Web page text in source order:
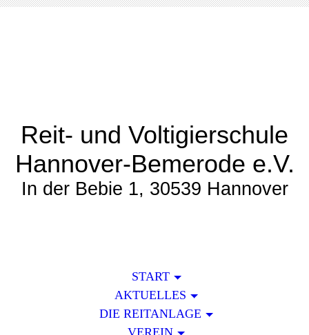
Reit- und Voltigierschule
Hannover-Bemerode e.V.
In der Bebie 1, 30539 Hannover
START
AKTUELLES
DIE REITANLAGE
VEREIN